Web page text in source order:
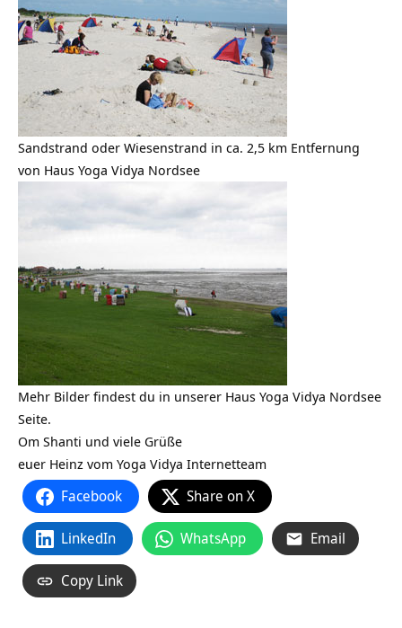
Sandstrand oder Wiesenstrand in ca. 2,5 km Entfernung
von Haus Yoga Vidya Nordsee
Mehr Bilder findest du in unserer Haus Yoga Vidya Nordsee
Seite.
Om Shanti und viele Grüße
euer Heinz vom Yoga Vidya Internetteam
Facebook Share on X
LinkedIn WhatsApp Email
Copy Link